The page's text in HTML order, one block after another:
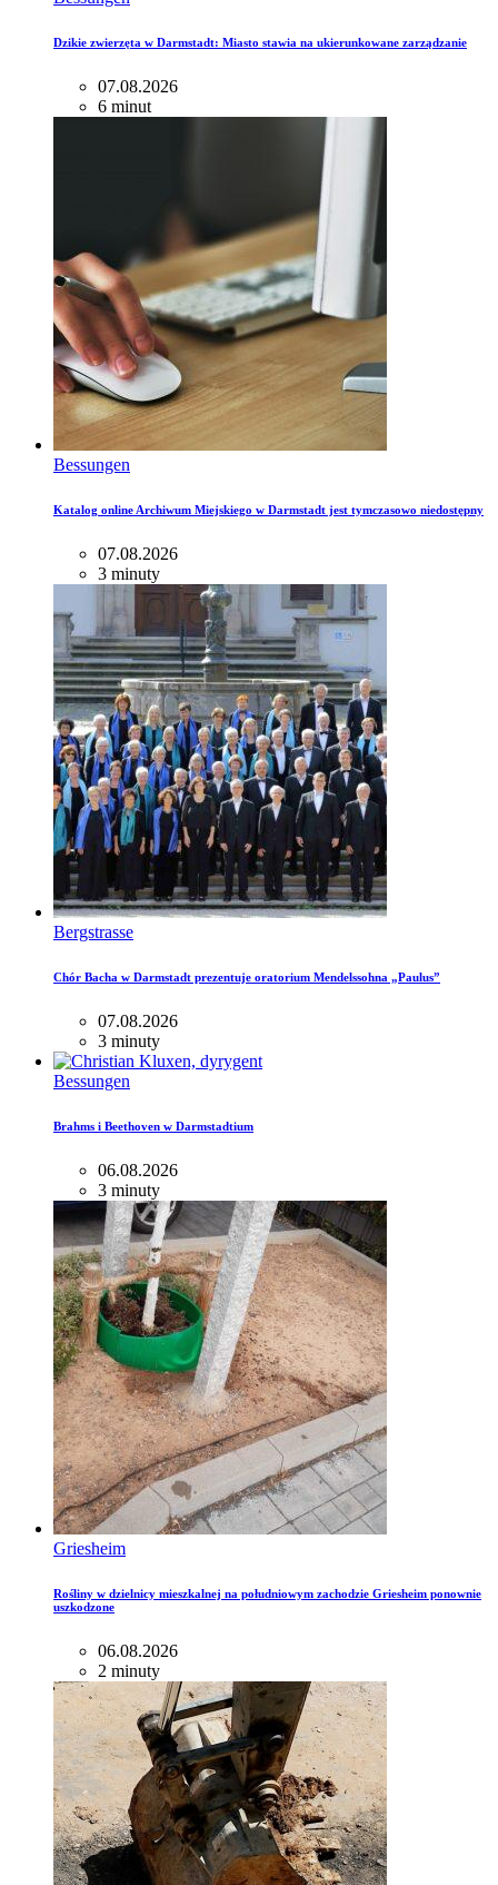
Dzikie zwierzęta w Darmstadt: Miasto stawia na ukierunkowane zarządzanie
07.08.2026
6 minut
Bessungen
Katalog online Archiwum Miejskiego w Darmstadt jest tymczasowo niedostępny
07.08.2026
3 minuty
Bergstrasse
Chór Bacha w Darmstadt prezentuje oratorium Mendelssohna „Paulus”
07.08.2026
3 minuty
Bessungen
Brahms i Beethoven w Darmstadtium
06.08.2026
3 minuty
Griesheim
Rośliny w dzielnicy mieszkalnej na południowym zachodzie Griesheim ponownie
uszkodzone
06.08.2026
2 minuty